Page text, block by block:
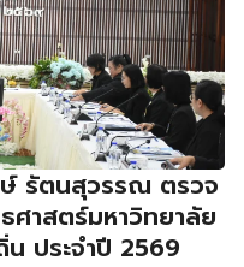
รัตนสุวรรณ ตรวจ
ศาสตร์มหาวิทยาลัย
ประจำปี 2569